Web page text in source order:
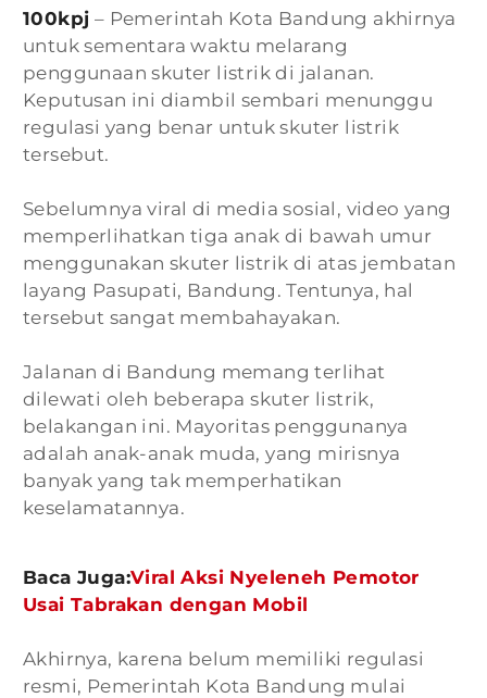
100kpj – Pemerintah Kota Bandung akhirnya
untuk sementara waktu melarang
penggunaan skuter listrik di jalanan.
Keputusan ini diambil sembari menunggu
regulasi yang benar untuk skuter listrik
tersebut.
Sebelumnya viral di media sosial, video yang
memperlihatkan tiga anak di bawah umur
menggunakan skuter listrik di atas jembatan
layang Pasupati, Bandung. Tentunya, hal
tersebut sangat membahayakan.
Jalanan di Bandung memang terlihat
dilewati oleh beberapa skuter listrik,
belakangan ini. Mayoritas penggunanya
adalah anak-anak muda, yang mirisnya
banyak yang tak memperhatikan
keselamatannya.
Baca Juga:Viral Aksi Nyeleneh Pemotor
Usai Tabrakan dengan Mobil
Akhirnya, karena belum memiliki regulasi
resmi, Pemerintah Kota Bandung mulai